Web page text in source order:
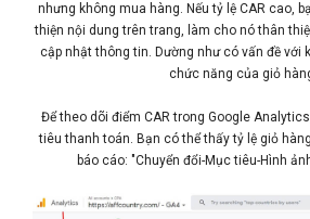
nhưng không mua hàng. Nếu tỷ lệ CAR cao,
thiện nội dung trên trang, làm cho nó thân
cập nhật thông tin. Dường như có vấn đề với
chức năng của giỏ
Để theo dõi điểm CAR trong Google
tiêu thanh toán. Bạn có thể thấy tỷ lệ giỏ
báo cáo: "Chuyển đổi-Mục tiêu-Hình